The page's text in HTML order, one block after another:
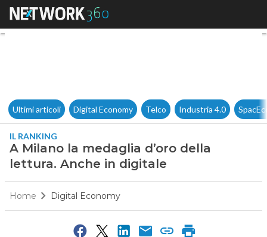
A Milano la medaglia d’oro
Ultimi articoli Digital Economy Telco Industria 4.0
IL RANKING
A Milano la medaglia d’oro della
lettura. Anche in digitale
Home Digital Economy